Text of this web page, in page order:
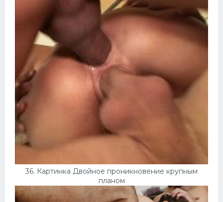
36. Картинка Двойное проникновение крупным
планом